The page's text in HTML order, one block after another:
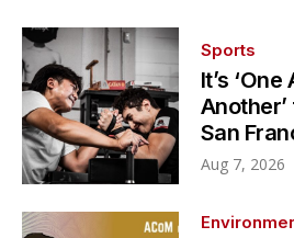
Sports
It’s
San
Aug 7, 2026